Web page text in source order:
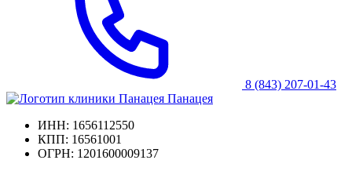
8 (843) 207-01-43
Панацея
ИНН: 1656112550
КПП: 16561001
ОГРН: 1201600009137